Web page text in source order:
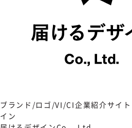
ブランド/ロゴ/VI/CI 企業紹介サイト
イン